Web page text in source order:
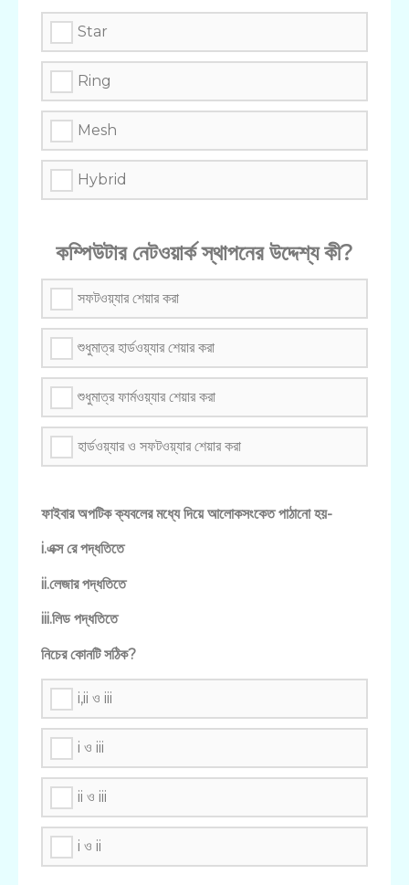
Star
Ring
Mesh
Hybrid
কম্পিউটার নেটওয়ার্ক স্থাপনের উদ্দেশ্য কী?
সফটওয়্যার শেয়ার করা
শুধুমাত্র হার্ডওয়্যার শেয়ার করা
শুধুমাত্র ফার্মওয়্যার শেয়ার করা
হার্ডওয়্যার ও সফটওয়্যার শেয়ার করা
ফাইবার অপটিক ক্যবলের মধ্যে দিয়ে আলোকসংকেত পাঠানো হয়-
i.এক্স রে পদ্ধতিতে
ii.লেজার পদ্ধতিতে
iii.লিড পদ্ধতিতে
নিচের কোনটি সঠিক?
i,ii ও iii
i ও iii
ii ও iii
i ও ii